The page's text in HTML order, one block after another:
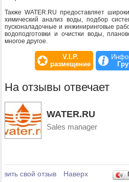
Также WATER.RU предоставляет
химический анализ воды, подбор
пусконаладочные и инжиниринговые
водоподготовки и очистки воды,
многое другое.
V.I.P.
размещение
На отзывы отвечает
WATER.RU
Sales manager
Отзывы
свой отзыв Наверх